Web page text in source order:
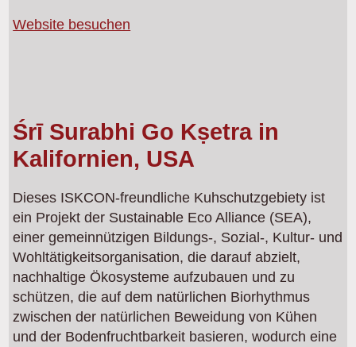
Website besuchen
Śrī Surabhi Go Kṣetra in
Kalifornien, USA
Dieses ISKCON-freundliche Kuhschutzgebiety ist
ein Projekt der Sustainable Eco Alliance (SEA),
einer gemeinnützigen Bildungs-, Sozial-, Kultur- und
Wohltätigkeitsorganisation, die darauf abzielt,
nachhaltige Ökosysteme aufzubauen und zu
schützen, die auf dem natürlichen Biorhythmus
zwischen der natürlichen Beweidung von Kühen
und der Bodenfruchtbarkeit basieren, wodurch eine